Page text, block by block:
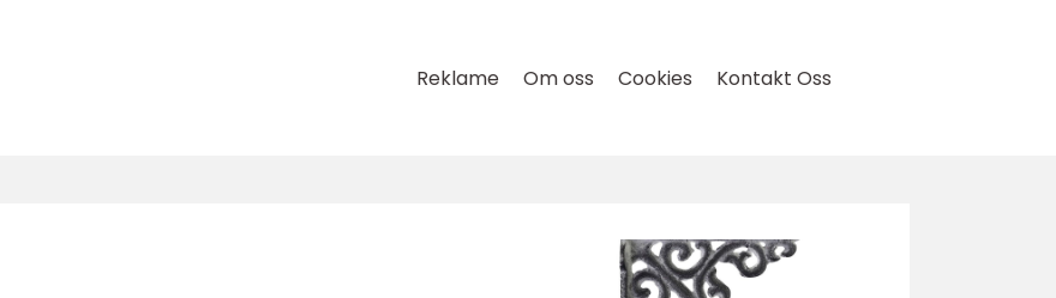
Reklame Om oss Cookies Kontakt Oss